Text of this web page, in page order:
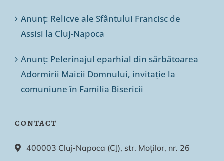
Anunț: Relicve ale Sfântului Francisc de
Assisi la Cluj-Napoca
Anunț: Pelerinajul eparhial din sărbătoarea
Adormirii Maicii Domnului, invitație la
comuniune în Familia Bisericii
CONTACT
400003 Cluj-Napoca (CJ), str. Moților, nr. 26